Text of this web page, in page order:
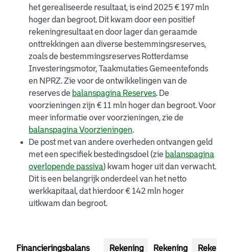
het gerealiseerde resultaat, is eind 2025 € 197 mln
hoger dan begroot. Dit kwam door een positief
rekeningresultaat en door lager dan geraamde
onttrekkingen aan diverse bestemmingsreserves,
zoals de bestemmingsreserves Rotterdamse
Investeringsmotor, Taakmutaties Gemeentefonds
en NPRZ. Zie voor de ontwikkelingen van de
reserves de balanspagina Reserves. De
voorzieningen zijn € 11 mln hoger dan begroot. Voor
meer informatie over voorzieningen, zie de
balanspagina Voorzieningen.
De post met van andere overheden ontvangen geld
met een specifiek bestedingsdoel (zie balanspagina
overlopende passiva) kwam hoger uit dan verwacht.
Dit is een belangrijk onderdeel van het netto
werkkapitaal, dat hierdoor € 142 mln hoger
uitkwam dan begroot.
Financieringsbalans
Rekening
Rekening